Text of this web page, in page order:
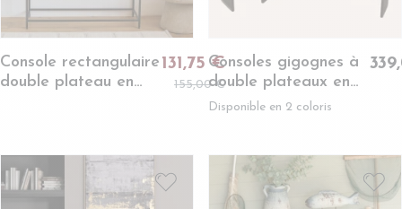
Console rectangulaire
double plateau en
131,75 €
155,00 €
Consoles gigognes à
double plateaux en
teck recyclé (set de
Disponible en 2 coloris